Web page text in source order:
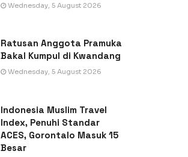
Wednesday, 5 August 2026
Ratusan Anggota Pramuka
Bakal Kumpul di Kwandang
Wednesday, 5 August 2026
Indonesia Muslim Travel
Index, Penuhi Standar
ACES, Gorontalo Masuk 15
Besar